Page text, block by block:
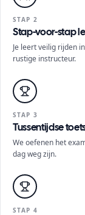
STAP 2
Stap-voor-stap
Je leert veilig rijden
rustige instructeur.
STAP 3
Tussentijdse
We oefenen het
dag weg zijn.
STAP 4